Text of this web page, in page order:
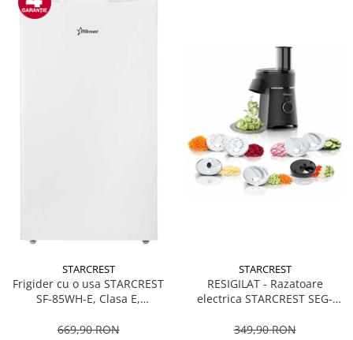
STARCREST
Frigider cu o usa STARCREST
SF-85WH-E, Clasa E,
interioara, Compartiment
669,90 RON
STARCREST
RESIGILAT - Razatoare
electrica STARCREST SEG-
taiere, Negru
349,90 RON